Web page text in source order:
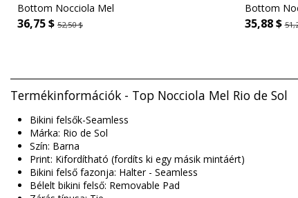
Bottom Nocciola Mel
36,75 $ 52,50 $
Bottom
35,88 $
Termékinformációk - Top Nocciola Mel Rio de Sol
Bikini felsők-Seamless
Márka: Rio de Sol
Szín: Barna
Print: Kifordítható (fordíts ki egy másik mintáért)
Bikini felső fazonja: Halter - Seamless
Bélelt bikini felső: Removable Pad